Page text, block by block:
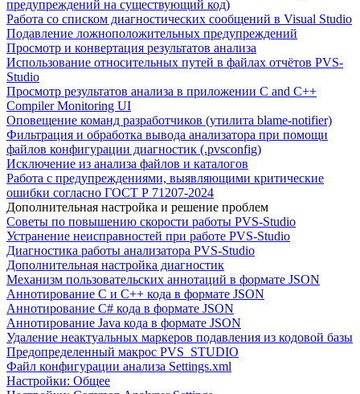
предупреждений на существующий код)
Работа со списком диагностических сообщений в Visual Studio
Подавление ложноположительных предупреждений
Просмотр и конвертация результатов анализа
Использование относительных путей в файлах отчётов PVS-
Studio
Просмотр результатов анализа в приложении C and C++
Compiler Monitoring UI
Оповещение команд разработчиков (утилита blame-notifier)
Фильтрация и обработка вывода анализатора при помощи
файлов конфигурации диагностик (.pvsconfig)
Исключение из анализа файлов и каталогов
Работа с предупреждениями, выявляющими критические
ошибки согласно ГОСТ Р 71207-2024
Дополнительная настройка и решение проблем
Советы по повышению скорости работы PVS-Studio
Устранение неисправностей при работе PVS-Studio
Диагностика работы анализатора PVS-Studio
Дополнительная настройка диагностик
Механизм пользовательских аннотаций в формате JSON
Аннотирование C и C++ кода в формате JSON
Аннотирование C# кода в формате JSON
Аннотирование Java кода в формате JSON
Удаление неактуальных маркеров подавления из кодовой базы
Предопределенный макрос PVS_STUDIO
Файл конфигурации анализа Settings.xml
Настройки: Общее